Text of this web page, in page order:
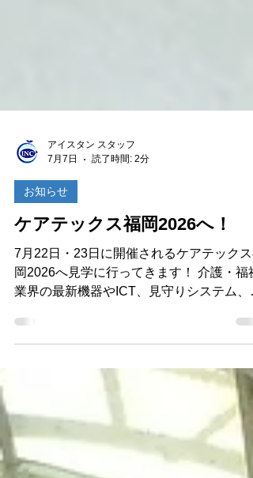
アイスタン スタッフ
7月7日
お知らせ
ケアテックス福岡2026へ！
7月22日・23日に開催されるケアテックス
業界の最新機器やICT、見守りシステム、
護ロボットなど、これからの現場を支える
に触れ、多くの学びや新しい発見を持ち帰
たいと思います。ご利用者様や施設様に、
り良いご提案やサービスをご提供できるよ
う、しっかり勉強してきます！ 会場で気に